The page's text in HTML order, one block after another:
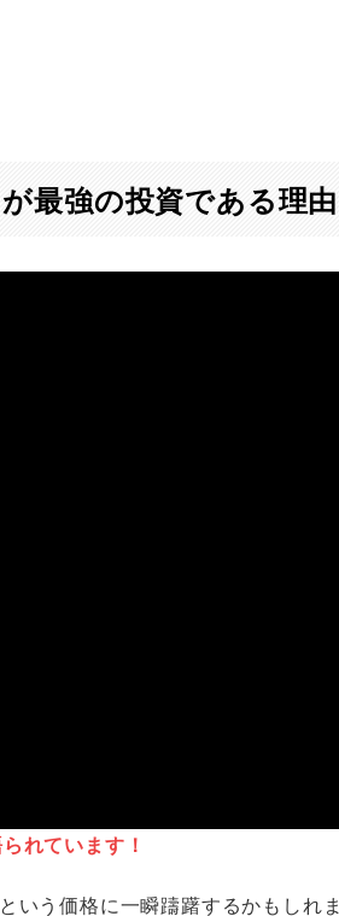
最強の投資である理由
れています ！
いう価格に一瞬躊躇するかもしれま